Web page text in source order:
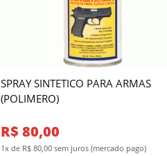
SPRAY SINTETICO PARA ARMAS
(POLIMERO)
R$ 80,00
1x de R$ 80,00 sem juros (mercado pago)